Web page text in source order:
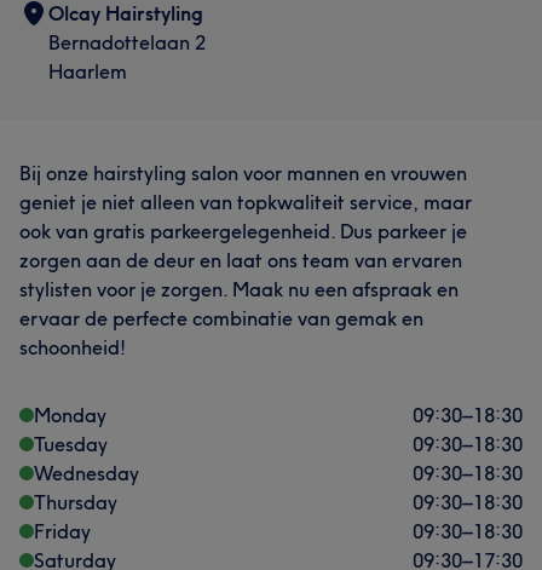
Olcay Hairstyling
Bernadottelaan 2
Haarlem
Bij onze hairstyling salon voor mannen en vrouwen
geniet je niet alleen van topkwaliteit service, maar
ook van gratis parkeergelegenheid. Dus parkeer je
zorgen aan de deur en laat ons team van ervaren
stylisten voor je zorgen. Maak nu een afspraak en
ervaar de perfecte combinatie van gemak en
schoonheid!
Monday 09:30–18:30
Tuesday
09:30–18:30
Wednesday
09:30–18:30
Thursday
09:30–18:30
Friday
09:30–18:30
Saturday
09:30–17:30